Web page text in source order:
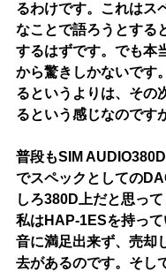
るわけです。これはス
なことで語ろうとする
するはずです。でも本
から驚きしかないです
るというよりは、その
るという感じなのです
普段もSIM
でスペックとしての
しろ380D上だと思って
私はHAP-1ESを持って
音に満足出来ず、売却
去があるのです。そし